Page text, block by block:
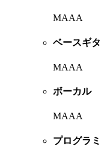
MAAA
ベースギ
MAAA
ボーカル
MAAA
プログラ